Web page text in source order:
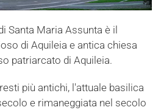
Santa Maria Assunta è il
di Aquileia e antica chiesa
patriarcato di Aquileia.
più antichi, l'attuale basilica
e rimaneggiata nel secolo